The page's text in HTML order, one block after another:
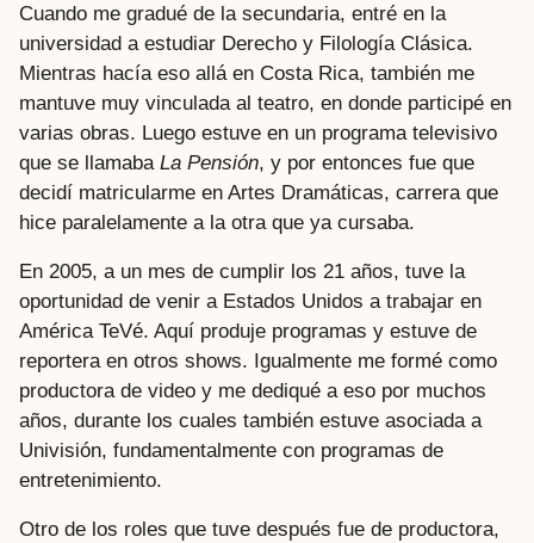
Cuando me gradué de la secundaria, entré en la
universidad a estudiar Derecho y Filología Clásica.
Mientras hacía eso allá en Costa Rica, también me
mantuve muy vinculada al teatro, en donde participé en
varias obras. Luego estuve en un programa televisivo
que se llamaba La Pensión, y por entonces fue que
decidí matricularme en Artes Dramáticas, carrera que
hice paralelamente a la otra que ya cursaba.
En 2005, a un mes de cumplir los 21 años, tuve la
oportunidad de venir a Estados Unidos a trabajar en
América TeVé. Aquí produje programas y estuve de
reportera en otros shows. Igualmente me formé como
productora de video y me dediqué a eso por muchos
años, durante los cuales también estuve asociada a
Univisión, fundamentalmente con programas de
entretenimiento.
Otro de los roles que tuve después fue de productora,